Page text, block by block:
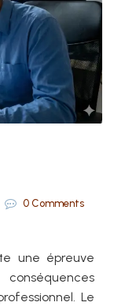
0 Comments
une épreuve
Le